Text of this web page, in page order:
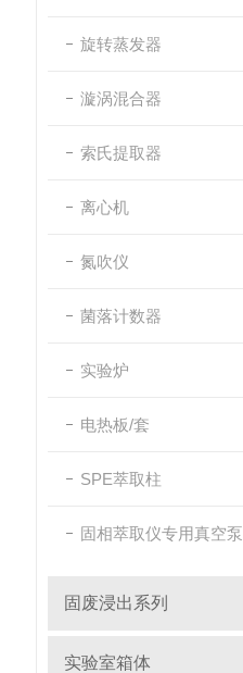
旋转蒸发器
漩涡混合器
索氏提取器
离心机
氮吹仪
菌落计数器
实验炉
电热板/套
SPE萃取柱
固相萃取仪专用真空泵
固废浸出系列
实验室箱体